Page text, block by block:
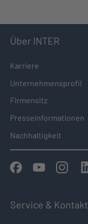
Über INTER
Karriere
Unternehmensprofil
Firmensitz
Presseinformationen
Nachhaltigkeit
Service & Kontakt